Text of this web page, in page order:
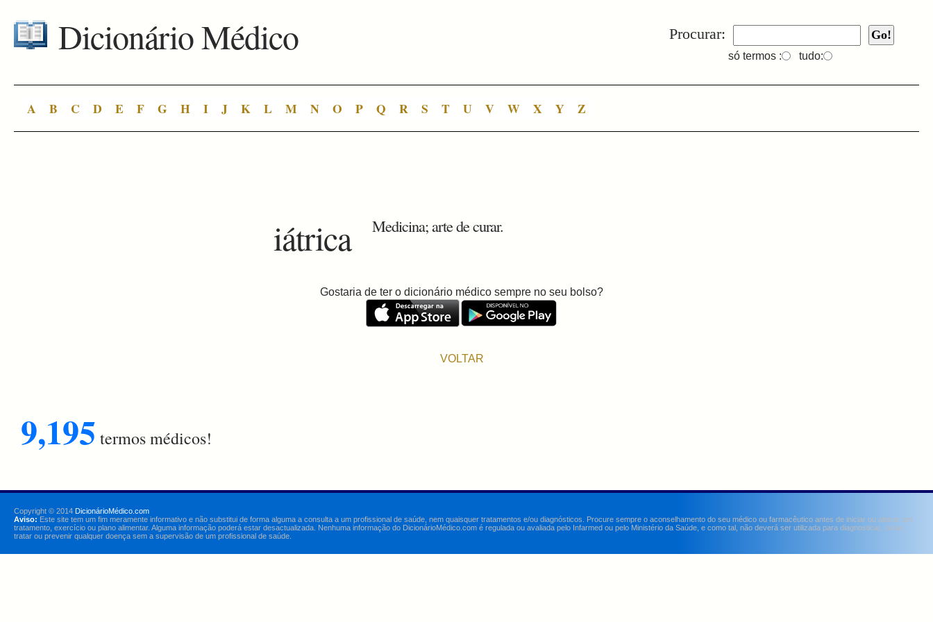
Procurar:
só termos : tudo:
Dicionário Médico
A B C D E F G H I J K L M N O P Q R S T U V W X Y Z
iátrica Medicina; arte de curar.
Gostaria de ter o dicionário médico sempre no seu bolso?
VOLTAR
9,195 termos médicos!
Copyright © 2014 DicionárioMédico.com
Aviso: Este site tem um fim meramente informativo e não substitui de forma alguma a consulta a um profissional de saúde, nem quaisquer tratamentos e/ou diagnósticos. Procure sempre o aconselhamento do seu médico ou farmacêutico antes de iniciar ou alterar um
tratamento, exercício ou plano alimentar. Alguma informação poderá estar desactualizada. Nenhuma informação do DicionárioMédico.com é regulada ou avaliada pelo Infarmed ou pelo Ministério da Saúde, e como tal, não deverá ser utilizada para diagnosticar, curar,
tratar ou prevenir qualquer doença sem a supervisão de um profissional de saúde.